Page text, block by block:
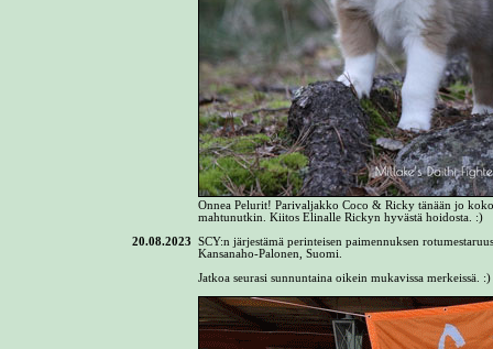
Onnea Pelurit! Parivaljakko Coco & Ricky tänään jo
mahtunutkin. Kiitos Elinalle Rickyn hyvästä hoidosta. :)
20.08.2023
SCY:n järjestämä perinteisen paimennuksen
Kansanaho-Palonen, Suomi.
Jatkoa seurasi sunnuntaina oikein mukavissa merkeissä. :)